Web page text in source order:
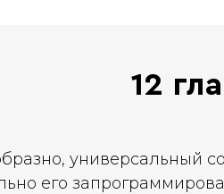
12
универсальный
его